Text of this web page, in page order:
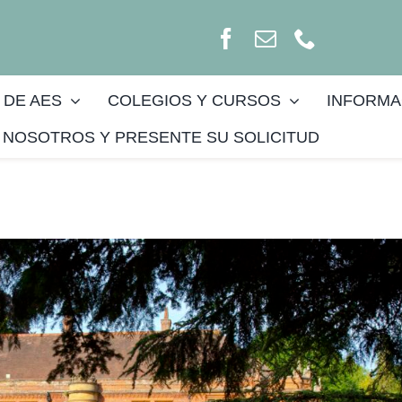
AES COLEGIOS Y CURSOS
Y PRESENTE SU SOLICITUD